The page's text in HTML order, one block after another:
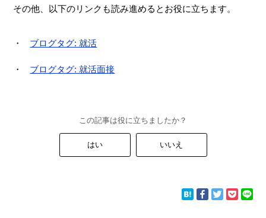
その他、以下のリンクも読み進めるとお役に立ちます。
ブログタグ: 就活
ブログタグ: 就活面接
この記事は役に立ちましたか？
はい いいえ